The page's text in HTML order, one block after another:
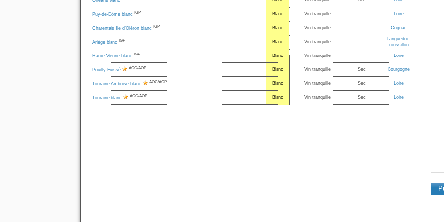
Puy-de-Dôme blanc IGP Blanc Vin tranquille Loire
Charentais Ile d’Oléron blanc IGP Blanc Vin tranquille Cognac
Ariège blanc IGP Blanc Vin tranquille
Languedoc-
roussillon
Haute-Vienne blanc IGP Blanc Vin tranquille Loire
Pouilly-Fuissé AOC/AOP Blanc Vin tranquille Sec Bourgogne
Touraine Amboise blanc AOC/AOP Blanc Vin tranquille Sec Loire
Touraine blanc AOC/AOP Blanc Vin tranquille Sec Loire